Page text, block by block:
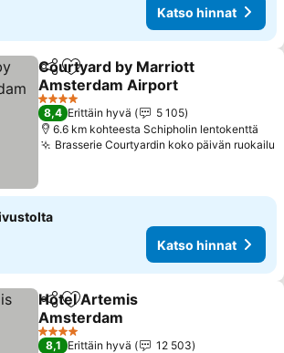
Katso hinnat
Jaa Lisää suosikkeihin
Courtyard by Marriott
Amsterdam Airport
Katso hinnat
4 Tähtiluokitus
8,4 Erittäin hyvä
5 105
6.6 km kohteesta Schipholin lentokenttä
Brasserie Courtyardin koko päivän ruokailu
Katso hinnat
Jaa Lisää suosikkeihin
Hotel Artemis
Amsterdam
Katso hinnat
4 Tähtiluokitus
8,1 Erittäin hyvä
12 503